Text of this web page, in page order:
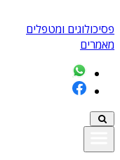
פסיכולוגים ומטפלים
מאמרים